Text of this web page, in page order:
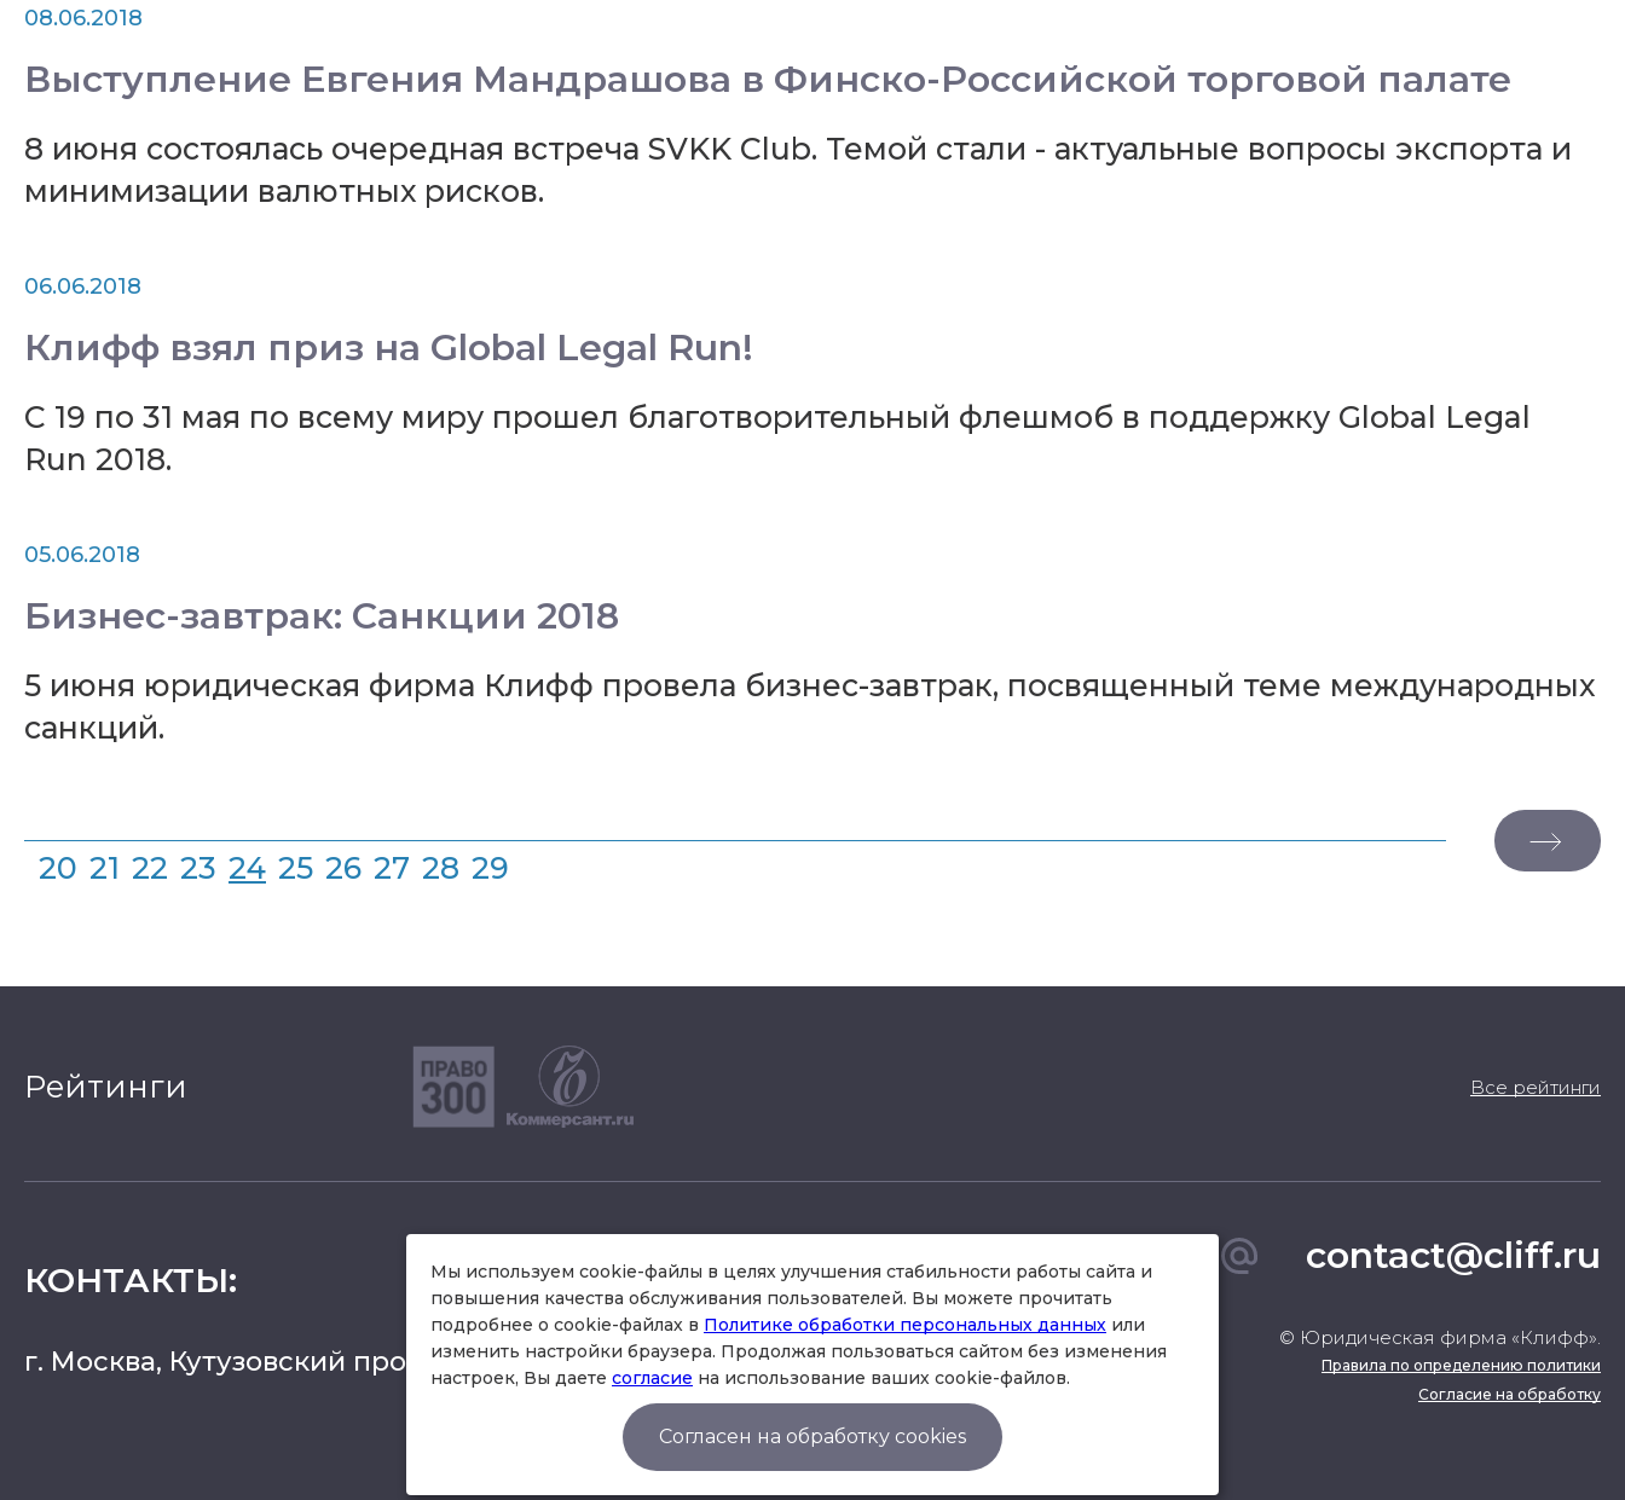
08.06.2018
Выступление Евгения Мандрашова в Финско-Российской торговой палате
8 июня состоялась очередная встреча SVKK Club. Темой стали - актуальные вопросы экспорта и
минимизации валютных рисков.
06.06.2018
Клифф взял приз на Global Legal Run!
С 19 по 31 мая по всему миру прошел благотворительный флешмоб в поддержку Global Legal
Run 2018.
05.06.2018
Бизнес-завтрак: Санкции 2018
5 июня юридическая фирма Клифф провела бизнес-завтрак, посвященный теме международных
санкций.
20 21 22 23 24 25 26 27 28 29
Рейтинги Все рейтинги
КОНТАКТЫ: +7 495 504 34 61
г. Москва, Кутузовский проспект 36, стр.3 , офис 301 схема проезда
contact@cliff.ru
© Юридическая фирма «Клифф».
Правила по определению политики
Согласие на обработку
Мы используем cookie-файлы в целях улучшения стабильности работы сайта и
повышения качества обслуживания пользователей. Вы можете прочитать
подробнее о cookie-файлах в Политике обработки персональных данных или
изменить настройки браузера. Продолжая пользоваться сайтом без изменения
настроек, Вы даете согласие на использование ваших cookie-файлов.
Согласен на обработку cookies